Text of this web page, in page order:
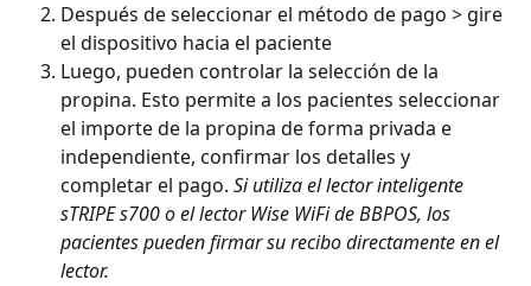
Después de seleccionar el método de pago > gire
el dispositivo hacia el paciente
Luego, pueden controlar la selección de la
propina. Esto permite a los pacientes seleccionar
el importe de la propina de forma privada e
independiente, confirmar los detalles y
completar el pago. Si utiliza el lector inteligente
sTRIPE s700 o el lector Wise WiFi de BBPOS, los
pacientes pueden firmar su recibo directamente en el
lector.